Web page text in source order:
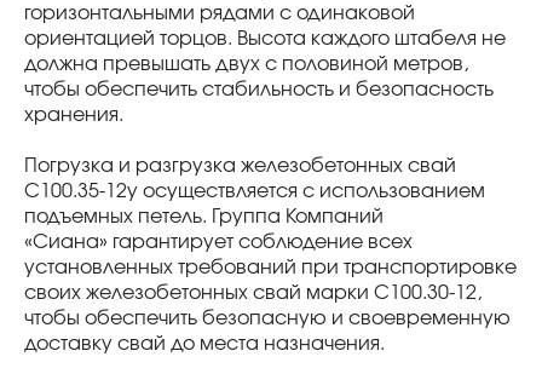
горизонтальными рядами с одинаковой
ориентацией торцов. Высота каждого штабеля не
должна превышать двух с половиной метров,
чтобы обеспечить стабильность и безопасность
хранения.
Погрузка и разгрузка железобетонных свай
С100.35-12у осуществляется с использованием
подъемных петель. Группа Компаний
«Сиана» гарантирует соблюдение всех
установленных требований при транспортировке
своих железобетонных свай марки С100.30-12,
чтобы обеспечить безопасную и своевременную
доставку свай до места назначения.